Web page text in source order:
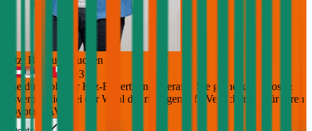
Jetzt Beratung buchen
+3
Die durchblicker Kfz-Expert:innen beraten Sie gerne kostenlos &
unverbindlich bei der Wahl der richtigen Kfz-Versicherung für Ihren
Toyota RAV4